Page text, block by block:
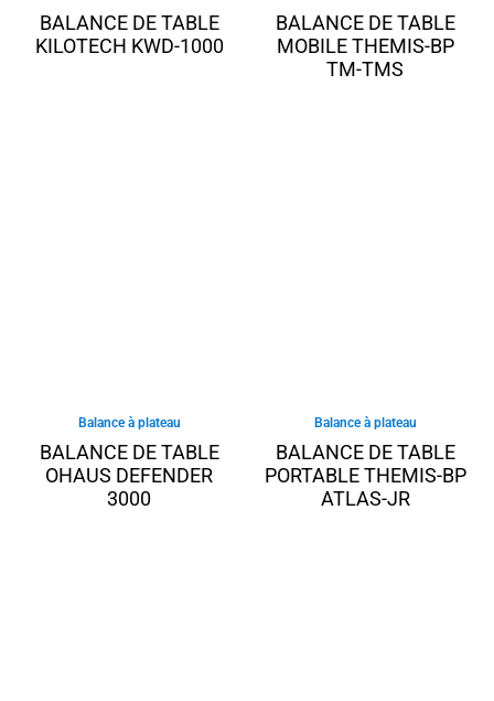
BALANCE DE TABLE
KILOTECH KWD-1000
BALANCE DE TABLE
MOBILE THEMIS-BP
TM-TMS
Balance à plateau
BALANCE DE TABLE
OHAUS DEFENDER
3000
Balance à plateau
BALANCE DE TABLE
PORTABLE THEMIS-BP
ATLAS-JR